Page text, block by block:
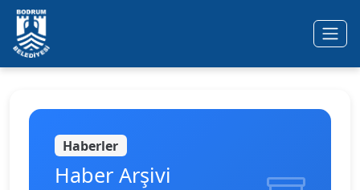
Ana içeriğe geç
Haberler
Haber Arşivi